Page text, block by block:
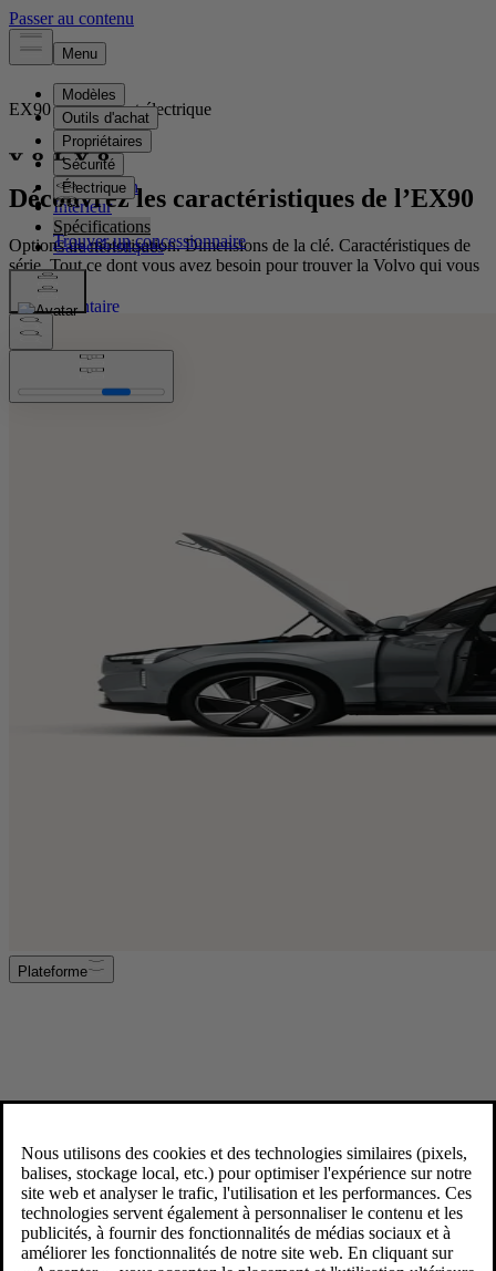
EX90 Entièrement électrique
Présentation
Intérieur
Spécifications
Caractéristiques
Voir l'inventaire
Voir l'inventaire
Découvrez les caractéristiques de l’EX90
Options de motorisation. Dimensions de la clé. Caractéristiques de
série. Tout ce dont vous avez besoin pour trouver la Volvo qui vous
convient.
Plateforme